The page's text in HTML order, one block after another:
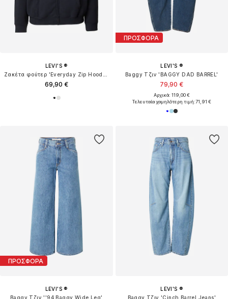
LEVI'S ®
69,90 €
ΠΡΟΣΦΟΡΑ
LEVI'S ®
Baggy Τζιν 'BAGGY DAD BARREL'
79,90 €
Αρχικά: 119,00 €
Τελευταία χαμηλότερη τιμή:71,91 €
ΠΡΟΣΦΟΡΑ
LEVI'S ®
Baggy Τζιν ''94 Baggy Wide Leg'
LEVI'S ®
Baggy Τζιν 'Cinch Barrel Jeans'